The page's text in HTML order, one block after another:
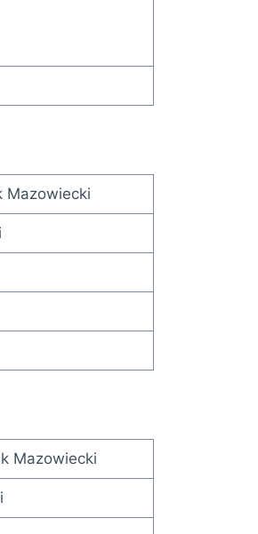
Mazowiecki
Mazowiecki